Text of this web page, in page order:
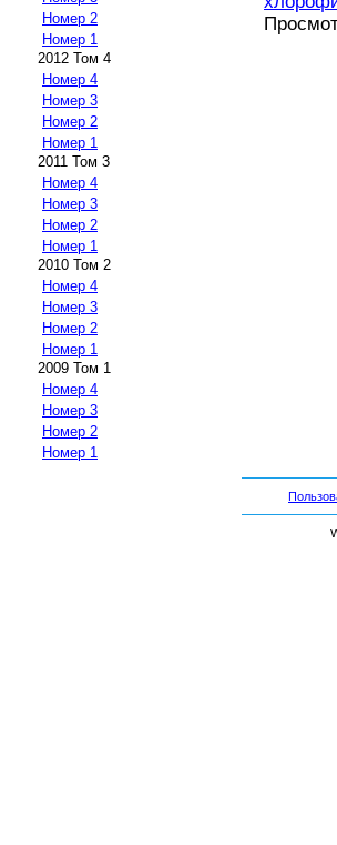
Номер 2
Номер 1
2012 Том 4
Номер 4
Номер 3
Номер 2
Номер 1
2011 Том 3
Номер 4
Номер 3
Номер 2
Номер 1
2010 Том 2
Номер 4
Номер 3
Номер 2
Номер 1
2009 Том 1
Номер 4
Номер 3
Номер 2
Номер 1